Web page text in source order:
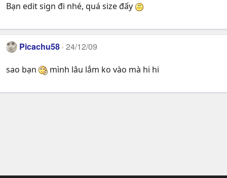
Bạn edit sign đi nhé, quá size đấy
Picachu58 24/12/09
sao bạn mình lâu lắm ko vào mà hi hi